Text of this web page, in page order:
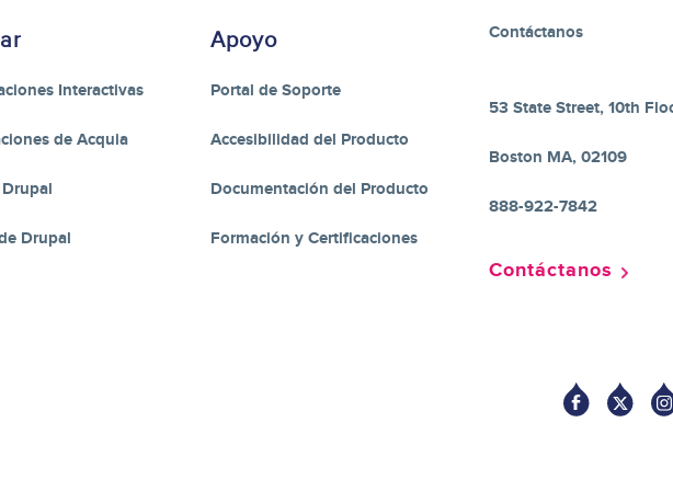
Interactivas
de Acquia
Drupal
Apoyo
Portal de Soporte
Accesibilidad del Producto
Documentación del Producto
Formación y Certificaciones
Contáctanos
53 State Street, 10th
Boston MA, 02109
888-922-7842
Contáctanos